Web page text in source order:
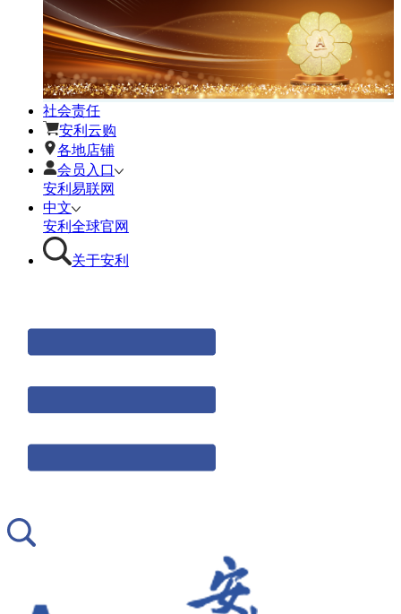
社会责任
安利云购
各地店铺
会员入口
安利易联网
中文
安利全球官网
关于安利